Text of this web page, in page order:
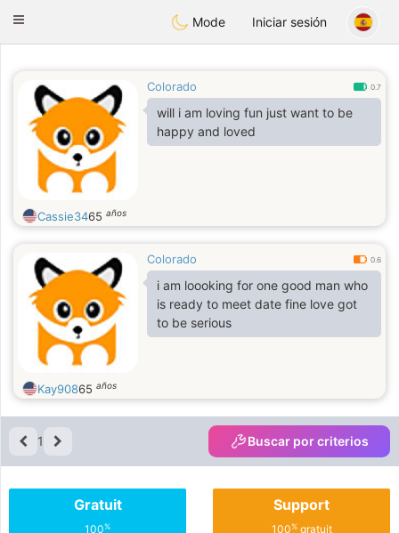
Animour
Toggle
Mode Iniciar sesión
Colorado 0.7
will i am loving fun just want to be
happy and loved
Cassie3465 años
Colorado 0.6
i am loooking for one good man who
is ready to meet date fine love got
to be serious
Kay90865 años
1 Buscar por criterios
Gratuit
100%
Support
100%gratuit